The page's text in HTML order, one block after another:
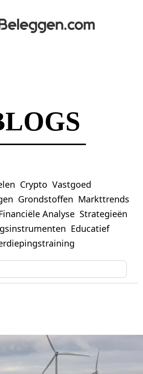
Crypto Vastgoed
Grondstoffen Markttrends
Analyse Strategieën
Educatief